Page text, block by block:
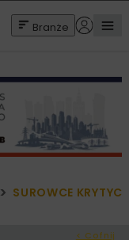
Branże
SUROWCE
< Cofnij